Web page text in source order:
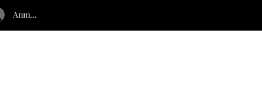
Anmelden